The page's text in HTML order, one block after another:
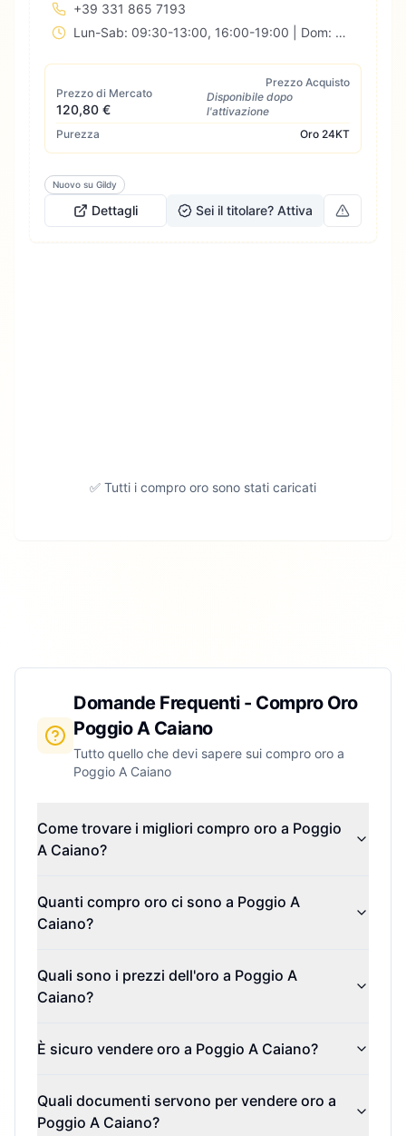
+39 331 865 7193
Lun-Sab: 09:30-13:00, 16:00-19:00 | Dom: Chiuso
Prezzo di Mercato
120,80 €
Prezzo Acquisto
Disponibile dopo
l'attivazione
Purezza
Oro 24KT
Nuovo su Gildy
Dettagli Sei il titolare? Attiva
✅ Tutti i compro oro sono stati caricati
Domande Frequenti - Compro Oro
Poggio A Caiano
Tutto quello che devi sapere sui compro oro a
Poggio A Caiano
Come trovare i migliori compro oro a Poggio
A Caiano?
Quanti compro oro ci sono a Poggio A
Caiano?
Quali sono i prezzi dell'oro a Poggio A
Caiano?
È sicuro vendere oro a Poggio A Caiano?
Quali documenti servono per vendere oro a
Poggio A Caiano?